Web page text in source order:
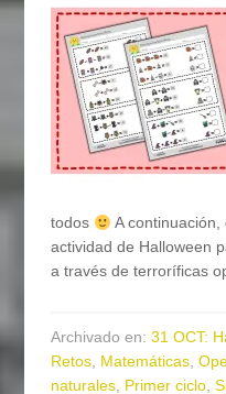
todos
A
actividad de Halloween
a través de terroríficas
Archivado en:31 OCT:
Retos, Matemáticas,
naturales, Primer ciclo,